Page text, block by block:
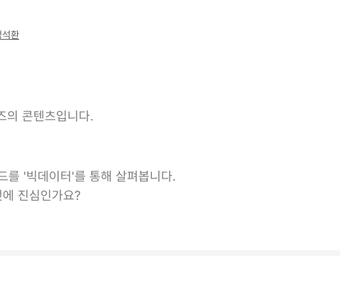
석환
의 콘텐츠입니다.
를 '빅데이터'를 통해 살펴봅니다.
진심인가요?